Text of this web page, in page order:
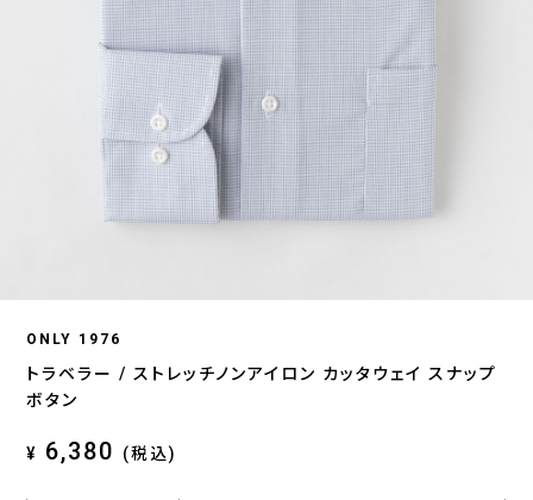
ONLY 1976
トラベラー / ストレッチノンアイロン カッタウェイ スナップ
ボタン
¥ 6,380 (税込)